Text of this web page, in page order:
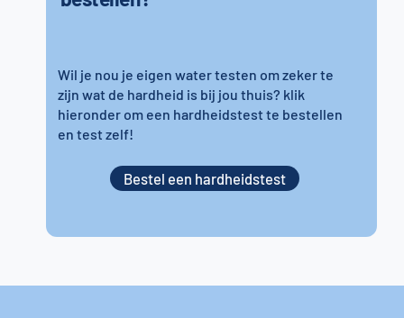
Wil je nou je eigen water testen om zeker te
zijn wat de hardheid is bij jou thuis? klik
hieronder om een hardheidstest te bestellen
en test zelf!
Bestel een hardheidstest